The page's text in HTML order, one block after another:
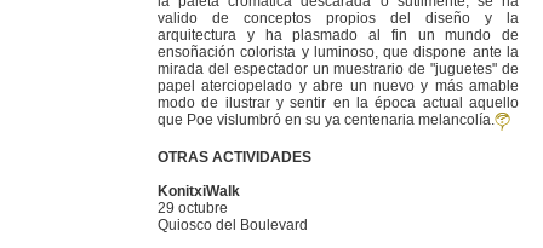
valido de conceptos propios del diseño y la
arquitectura y ha plasmado al fin un mundo de
ensoñación colorista y luminoso, que dispone ante la
mirada del espectador un muestrario de "juguetes" de
papel aterciopelado y abre un nuevo y más amable
modo de ilustrar y sentir en la época actual aquello
que Poe vislumbró en su ya centenaria melancolía.
OTRAS ACTIVIDADES
KonitxiWalk
29 octubre
Quiosco del Boulevard